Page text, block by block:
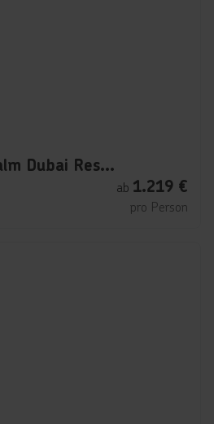
Anantara The Palm Dubai Resort
ab 1.219 €
pro Person